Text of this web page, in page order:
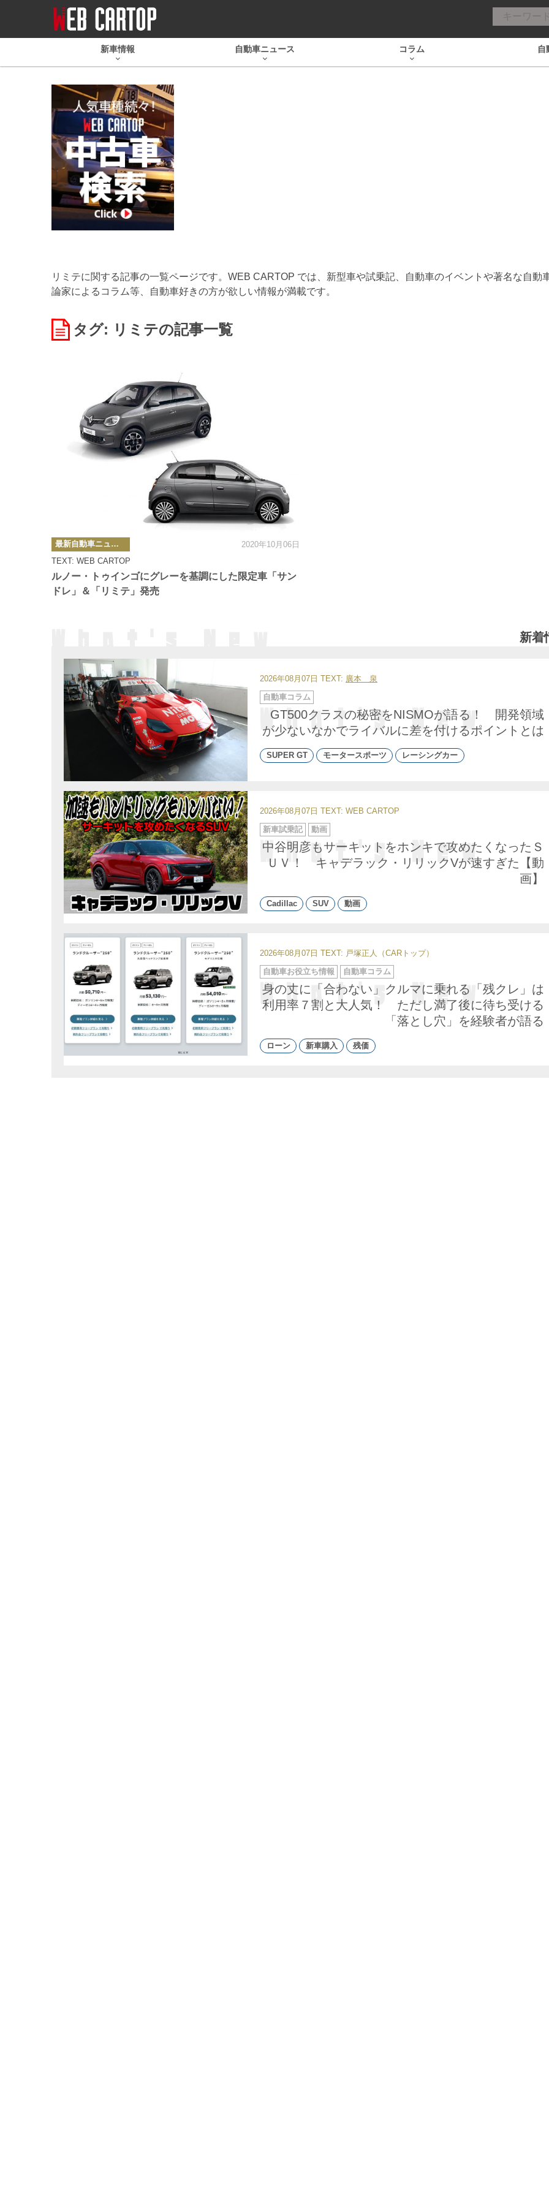
新車情報 自動車ニュース コラム 自
リミテに関する記事の一覧ページです。WEB CARTOP では、新型車や試乗記、自動車のイベントや著名な自動
論家によるコラム等、自動車好きの方が欲しい情報が満載です。
タグ: リミテの記事一覧
ルノー・トゥインゴにグレーを基調にした限定車「サン
ドレ」＆「リミテ」発売
TEXT: WEB CARTOP
カ
テ
ゴ
リ
ー
最新自動車ニュース 2020年10月06日
新着
2026年08月07日 TEXT: 廣本 泉
GT500クラスの秘密をNISMOが語る！ 開発領域
が少ないなかでライバルに差を付けるポイントとは
カ
テ
自動車コラム
SUPER GT モータースポーツ レーシングカー
2026年08月07日 TEXT: WEB CARTOP
中谷明彦もサーキットをホンキで攻めたくなったＳ
ＵＶ！ キャデラック・リリックVが速すぎた【動
画】
カ
テ
ゴ
リ
ー
新車試乗記 動画
Cadillac SUV 動画
2026年08月07日 TEXT: 戸塚正人（CARトップ）
身の丈に「合わない」クルマに乗れる「残クレ」は
利用率７割と大人気！ ただし満了後に待ち受ける
「落とし穴」を経験者が語る
カ
テ
ゴ
リ
ー
自動車お役立ち情報 自動車コラム
ローン 新車購入 残価